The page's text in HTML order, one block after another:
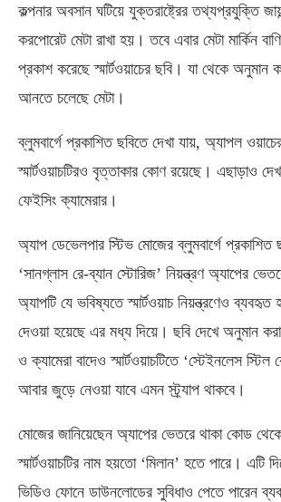
কল্পনার অবসান ঘটিয়ে যুক্তরাষ্ট্রের তথ্যপ্রযুক্তি
করপোরেট মেটা রাখা হয়। তবে এবার মেটা মার্কিন
প্রকাশ করেছে স্মার্টওয়াচের ছবি। যা থেকে অনুমান
আনতে চলেছে মেটা।
ব্লুমবার্গে প্রকাশিত ছবিতে দেখা যায়, অ্যাপল
স্মার্টওয়াচটিরও বৃত্তাকার কোণ রয়েছে। এছাড়াও
ফেইসিং ক্যামেরার।
অ্যাপ ডেভেলপার স্টিভ মোজের ব্লুমবার্গে প্রকাশিত
‘সানগ্লাস রে-ব্যান স্টোরিজ’ নিয়ন্ত্রণ অ্যাপের
অ্যাপটি যে ভবিষ্যতে স্মার্টওয়াচ নিয়ন্ত্রণেও ব্যবহৃত
দেওয়া হয়েছে এর মধ্য দিয়ে। ছবি দেখে অনুমান
ও ক্যামেরা বাদেও স্মার্টওয়াচটিতে ‘স্টেইনলেস স্টিল
আবার জুড়ে নেওয়া যাবে এমন স্ট্র্যাপ থাকবে।
মোজের জানিয়েছেন অ্যাপের ভেতরে থাকা কোড থেকে
স্মার্টওয়াচটির নাম হয়তো ‘মিলান’ হতে পারে। এটি
ভিডিও ফোনে ডাউনলোডের সুবিধাও পেতে পারেন